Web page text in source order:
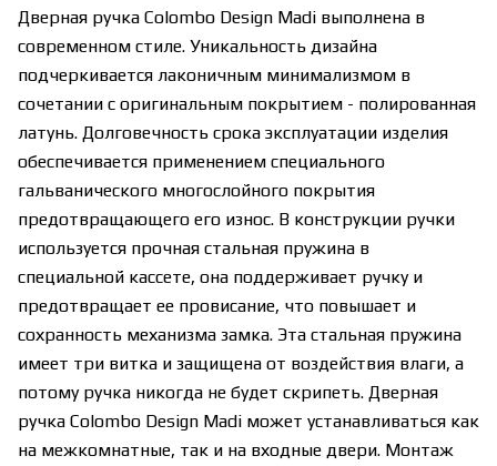
Дверная ручка Colombo Design Madi выполнена в
современном стиле. Уникальность дизайна
подчеркивается лаконичным минимализмом в
сочетании с оригинальным покрытием - полированная
латунь. Долговечность срока эксплуатации изделия
обеспечивается применением специального
гальванического многослойного покрытия
предотвращающего его износ. В конструкции ручки
используется прочная стальная пружина в
специальной кассете, она поддерживает ручку и
предотвращает ее провисание, что повышает и
сохранность механизма замка. Эта стальная пружина
имеет три витка и защищена от воздействия влаги, а
потому ручка никогда не будет скрипеть. Дверная
ручка Colombo Design Madi может устанавливаться как
на межкомнатные, так и на входные двери. Монтаж